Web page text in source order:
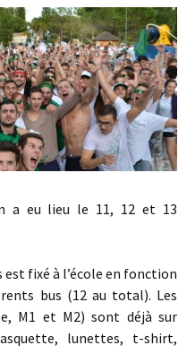
a eu lieu le 11, 12 et 13
fixé à l’école en fonction
bus (12 au total). Les
M1 et M2) sont déjà sur
lunettes, t-shirt,